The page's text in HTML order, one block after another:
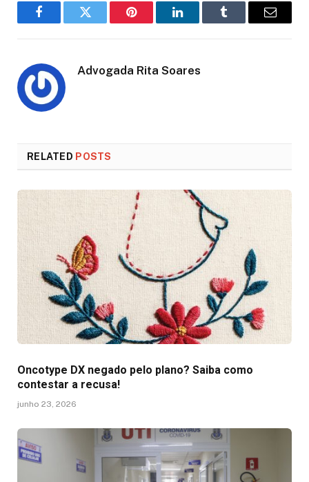
FacebookTwitter Pinterest LinkedInTumblr Email
Advogada Rita Soares
RELATED POSTS
Oncotype DX negado pelo plano? Saiba como
contestar a recusa!
junho 23, 2026